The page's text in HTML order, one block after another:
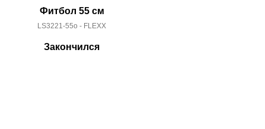
Фитбол 55 см
LS3221-55o - FLEXX
Закончился